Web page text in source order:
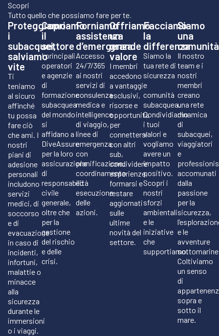
Scopri
Tutto quello che possiamo fare per te.
Proteggiamo
i
subacquei,
salviamo
vite
Ti
teniamo
al sicuro
affinché
tu possa
fare ciò
che ami. I
nostri
piani di
adesione
personali
includono
servizi
medici, di
soccorso
e di
evacuazione
in caso di
incidenti,
infortuni,
malattie o
minacce
alla
sicurezza
durante le
immersioni
o i viaggi.
Copriamo
il
settore
I principali
operatori
e agenzie
di
formazione
subacquea
del mondo
si
affidano a
DiveAssure
per la loro
assicurazione
di
responsabilità
civile
generale,
oltre che
per la
gestione
del rischio
e delle
crisi.
Forniamo
assistenza
d’emergenza
Accesso
24/7/365
ai nostri
servizi di
consulenza
medica e
intelligence
di viaggio,
linee di
emergenza
con
pianificazione,
coordinamento
ed
esecuzione
delle
azioni.
Offriamo
un
grande
valore
I membri
accedono
a vantaggi
esclusivi,
risorse e
opportunità
per
connettersi
con altri
sub,
condividere
esperienze,
formarsi e
restare
aggiornati
sulle
ultime
novità del
settore.
Facciamo
la
differenza
Siamo la
tua rete di
sicurezza
e
comunità
subacquea.
Condividiamo
i tuoi
valori e
vogliamo
avere un
impatto
positivo.
Scopri i
nostri
sforzi
ambientali
e le
iniziative
che
supportiamo.
Siamo
una
comunità
Il nostro
team e i
nostri
membri
creano
una rete
dinamica
di
subacquei,
viaggiatori
e
accomunati
dalla
passione
per la
sicurezza,
e le
avventure
Coltiviamo
un senso
di
sopra e
sotto il
mare.